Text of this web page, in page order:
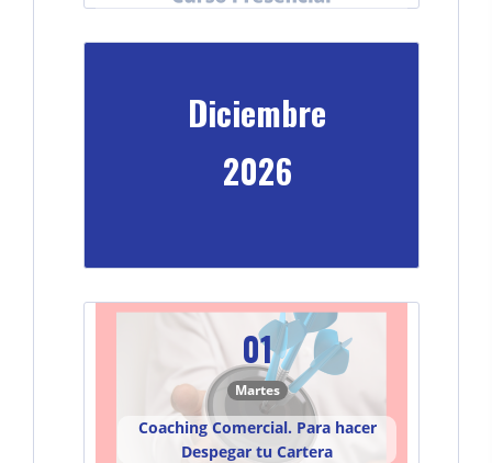
Diciembre
2026
01
Martes
Coaching Comercial. Para hacer
Despegar tu Cartera